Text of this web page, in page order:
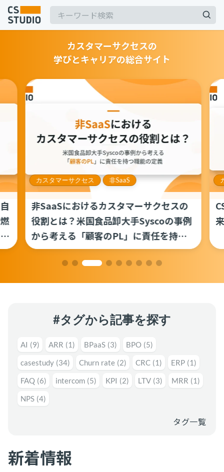
記事
サービス
コンサル・トレーニング
コンサルティング
ブートキャンプ
運用代行・人材派遣
カスタマーサクセス人材派遣・常駐
カスタマーサクセスBPO
ツール選定・運用支援
Zendesk導入支援
その他ご支援​
お役立ち資料
2025.03.19
ル作成やタスク管理のテクニックを紹介
カスタマーサポート
BPaaSに取り組む注目企業一覧（2025年版）
BPO BPaaS
2024.11.07
サボタージュマニュアルとは？組織の内部崩壊
に関するバイブル
2025.04.23
意外と知らない？Google スプレッドシート関
数の落とし穴 ～集計作業を効率化する4つの
関数と、見落としがちな注意点～
顧客満足度を上げる具体例10選！成功企業の事
カスタマーサクセスの
学びとキャリアの総合サイト
カスタマーサクセス 非SaaS
非SaaSにおけるカスタマーサクセスの
役割とは？米国食品卸大手Syscoの事例
から考える「顧客のPL」に責任を持つ
職能の定義
#タグから記事を探す
AI (9) ARR (1) BPaaS (3) BPO (5)
casestudy (34) Churn rate (2) CRC (1) ERP (1)
FAQ (6) intercom (5) KPI (2) LTV (3) MRR (1)
NPS (4)
タグ一覧
新着情報